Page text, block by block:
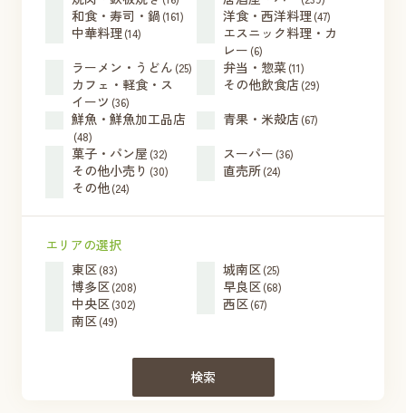
和食・寿司・鍋 (161) 洋食・西洋料理 (47)
中華料理 (14)
エスニック料理・カ
レー (6)
ラーメン・うどん (25) 弁当・惣菜(11)
カフェ・軽食・ス
イーツ (36)
その他飲食店(29)
鮮魚・鮮魚加工品店
(48)
青果・米殻店(67)
菓子・パン屋 (32) スーパー (36)
その他小売り (30) 直売所(24)
その他(24)
エリアの選択
東区(83) 城南区(25)
博多区(208) 早良区(68)
中央区(302) 西区(67)
南区(49)
検索